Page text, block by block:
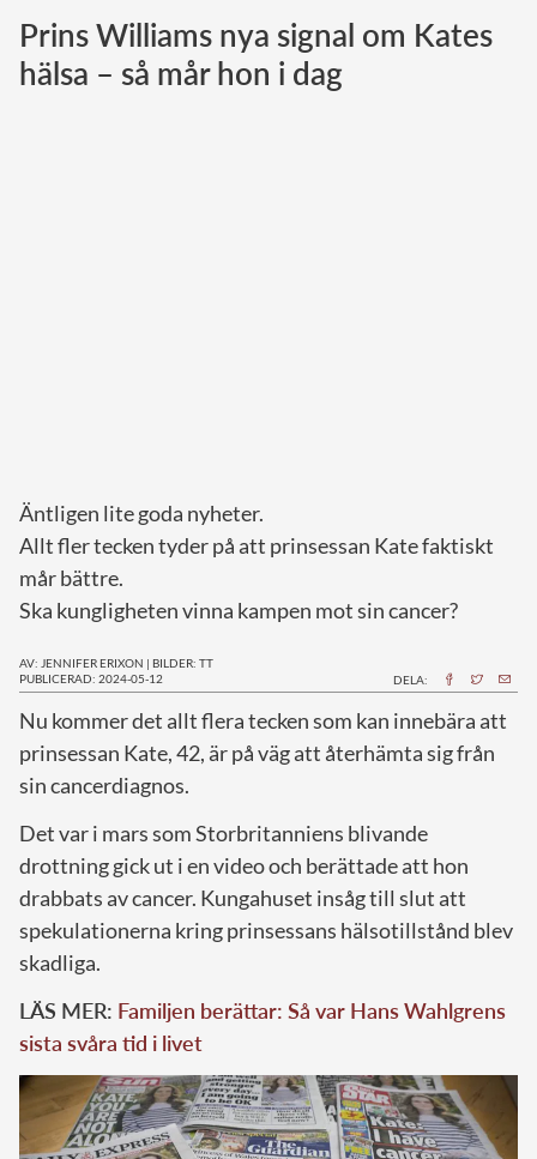
Norska kungahuset
Danska kungahuset
Prins Williams nya signal om Kates
hälsa – så mår hon i dag
Äntligen lite goda nyheter.
Allt fler tecken tyder på att prinsessan Kate faktiskt
mår bättre.
Ska kungligheten vinna kampen mot sin cancer?
AV: JENNIFER ERIXON | BILDER: TT
PUBLICERAD: 2024-05-12
DELA:
Nu kommer det allt flera tecken som kan innebära att
prinsessan Kate, 42, är på väg att återhämta sig från
sin cancerdiagnos.
Det var i mars som Storbritanniens blivande
drottning gick ut i en video och berättade att hon
drabbats av cancer. Kungahuset insåg till slut att
spekulationerna kring prinsessans hälsotillstånd blev
skadliga.
LÄS MER: Familjen berättar: Så var Hans Wahlgrens
sista svåra tid i livet